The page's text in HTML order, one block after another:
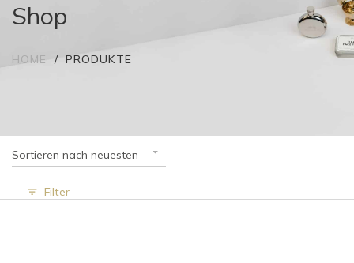
Shop
HOME PRODUKTE
Sortieren nach neuesten
Filter